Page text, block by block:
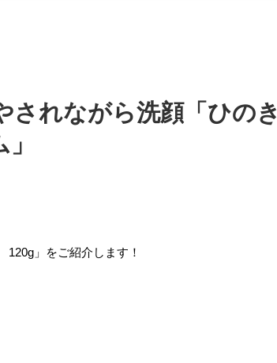
されながら洗顔「ひのき
」をご紹介します！